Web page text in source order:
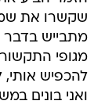
שקשרו את
מתבייש בדבר
מגופי
להכפיש
ואני בונים